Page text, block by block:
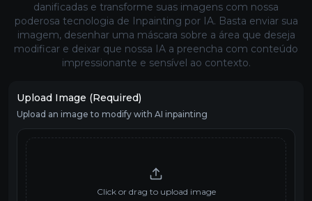
danificadas e transforme suas imagens com nossa
poderosa tecnologia de Inpainting por IA. Basta enviar sua
imagem, desenhar uma máscara sobre a área que deseja
modificar e deixar que nossa IA a preencha com conteúdo
impressionante e sensível ao contexto.
Upload Image (Required)
Upload an image to modify with AI inpainting
Click or drag to upload image